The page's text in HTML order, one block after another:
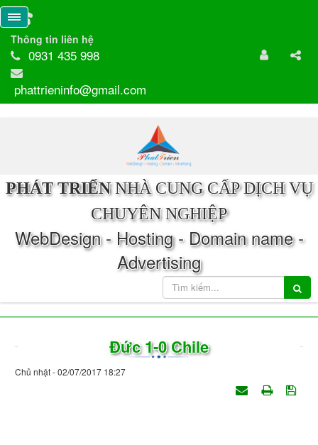
Thông tin liên hệ
0931 435 998
phattrieninfo@gmail.com
PHÁT TRIỂNNHÀ CUNG CẤP DỊCH VỤ
CHUYÊN NGHIỆP
WebDesign - Hosting - Domain name -
Advertising
Đức 1-0 Chile
Chủ nhật - 02/07/2017 18:27